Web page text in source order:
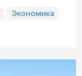
Экономика